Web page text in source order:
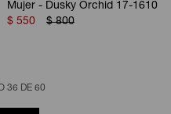
Mujer - Dusky Orchid 17-1610
$ 550 $ 800
36 DE 60